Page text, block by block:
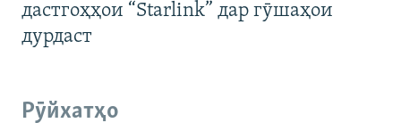
дастгоҳҳои “Starlink” дар гӯшаҳои
дурдаст
Рӯйхатҳо